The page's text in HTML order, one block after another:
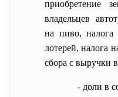
приобретение
владельцев
на пиво, налога
лотерей, налога
сбора с выручки
- доли в